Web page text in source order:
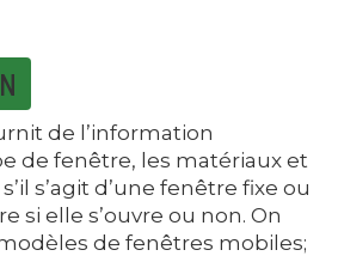
de l’information
de fenêtre, les matériaux et
s’agit d’une fenêtre fixe ou
si elle s’ouvre ou non. On
de fenêtres mobiles;